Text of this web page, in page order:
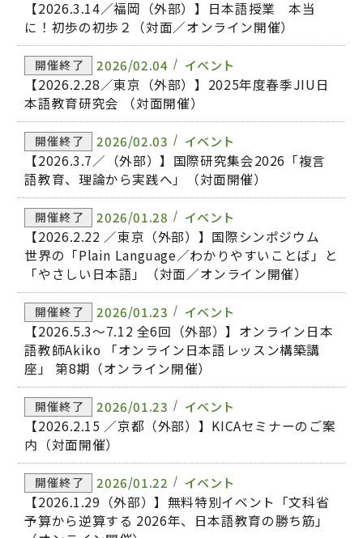
【2026.3.14／福岡（外部）】日本語授業 本当
に！初歩の初歩２（対面／オンライン開催）
開催終了 2026/02.04 イベント
【2026.2.28／東京（外部）】2025年度春季JIU日
本語教育研究会 （対面開催）
開催終了 2026/02.03 イベント
【2026.3.7／（外部）】国際研究集会2026「複言
語教育、理論から実践へ」（対面開催）
開催終了 2026/01.28 イベント
【2026.2.22 ／東京（外部）】国際シンポジウム
世界の「Plain Language／わかりやすいことば」と
「やさしい日本語」（対面／オンライン開催）
開催終了 2026/01.23 イベント
【2026.5.3～7.12 全6回（外部）】オンライン日本
語教師Akiko 「オンライン日本語レッスン構築講
座」 第8期（オンライン開催）
開催終了 2026/01.23 イベント
【2026.2.15 ／京都（外部）】KICAセミナーのご案
内（対面開催）
開催終了 2026/01.22 イベント
【2026.1.29（外部）】無料特別イベント「文科省
予算から逆算する 2026年、日本語教育の勝ち筋」